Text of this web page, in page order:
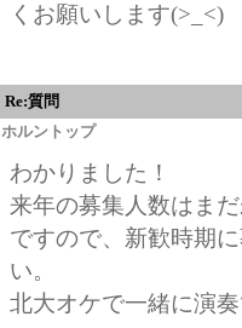
くお願いします(>_<)
Re:質問
ホルントップ
わかりました！
来年の募集人数はま
ですので、新歓時期
い。
北大オケで一緒に演